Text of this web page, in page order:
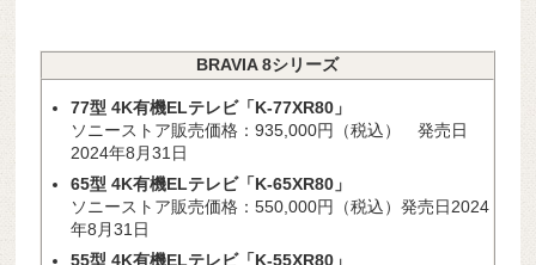
BRAVIA 8シリーズ
77型 4K有機ELテレビ「K-77XR80」
ソニーストア販売価格：935,000円（税込） 発売日
2024年8月31日
65型 4K有機ELテレビ「K-65XR80」
ソニーストア販売価格：550,000円（税込）発売日2024
年8月31日
55型 4K有機ELテレビ「K-55XR80」